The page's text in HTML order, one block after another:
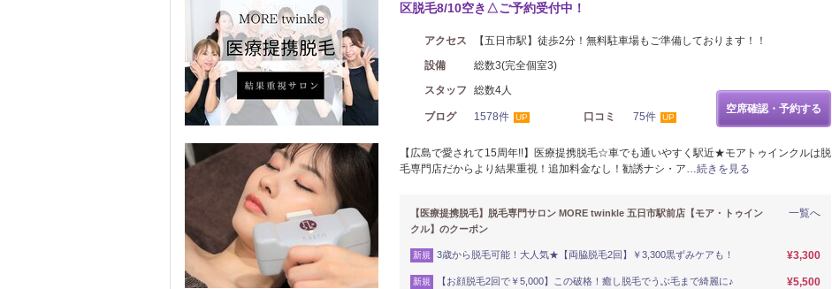
区脱毛8/10空き△ご予約受付中！
アクセス
【五日市駅】徒歩2分！無料駐車場もご準備しております！！
設備
総数3(完全個室3)
スタッフ
総数4人
ブログ 1578件 UP 口コミ 75件 UP
空席確認・予約する
【広島で愛されて15周年!!】医療提携脱毛☆車でも通いやすく駅近★モアトゥインクルは脱
毛専門店だからより結果重視！追加料金なし！勧誘ナシ・ア…続きを見る
一覧へ
【医療提携脱毛】脱毛専門サロン MORE twinkle 五日市駅前店【モア・トゥイン
クル】のクーポン
新規 3歳から脱毛可能！大人気★【両脇脱毛2回】￥3,300黒ずみケアも！ ¥3,300
新規 【お顔脱毛2回で￥5,000】この破格！癒し脱毛でうぶ毛まで綺麗に♪ ¥5,500